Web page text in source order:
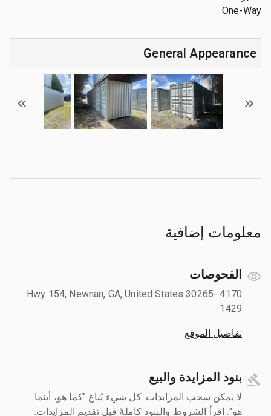
One-Way
General Appearance
معلومات إضافية
الفحوصات
4170 Hwy 154, Newnan, GA, United States 30265-
1429
تفاصيل الموقع
بنود المزايدة والبيع
لا يمكن سحب المزايدات. كل شيء يُباع "كما هو، أينما
هو". اقرأ الشروط والبنود كاملةً قبل تقديم المزايدات.